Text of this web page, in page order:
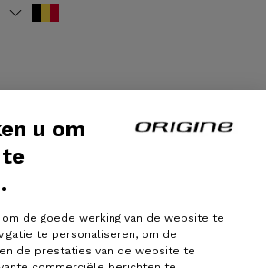
u om
de goede werking van de website te
te personaliseren, om de
de prestaties van de website te